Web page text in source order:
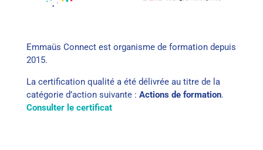
Emmaüs Connect est organisme de formation depuis
2015.
La certification qualité a été délivrée au titre de la
catégorie d’action suivante : Actions de formation.
Consulter le certificat